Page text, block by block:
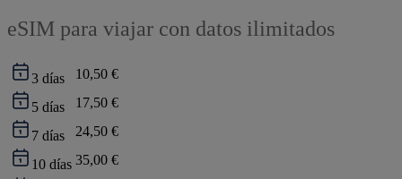
eSIM para viajar con datos ilimitados
3 días 10,50 €
5 días 17,50 €
7 días 24,50 €
10 días 35,00 €